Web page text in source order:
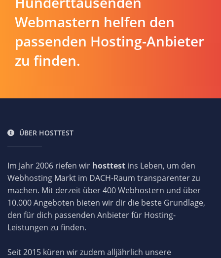
Webmastern helfen den
passenden Hosting-Anbieter
zu finden.
ÜBER HOSTTEST
Im Jahr 2006 riefen wir hosttest ins Leben, um den
Webhosting Markt im DACH-Raum transparenter zu
machen. Mit derzeit über 400 Webhostern und über
10.000 Angeboten bieten wir dir die beste Grundlage,
den für dich passenden Anbieter für Hosting-
Leistungen zu finden.
Seit 2015 küren wir zudem alljährlich unsere